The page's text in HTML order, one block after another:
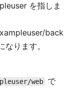
を指しま
back
ります。
web
で